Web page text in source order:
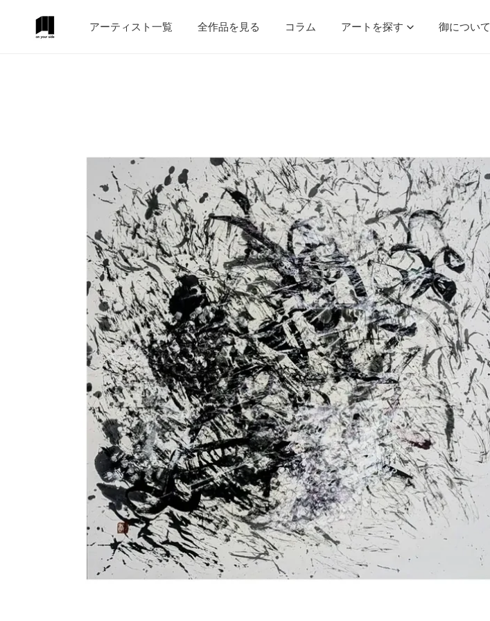
ンツにスキップ
アーティスト一覧 全作品を見る コラム アートを探す 御について